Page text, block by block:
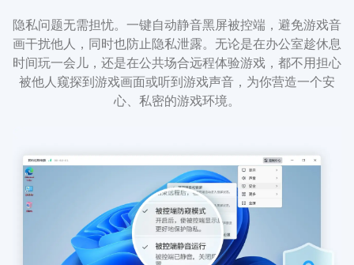
隐私问题无需担忧。一键自动静音黑屏被控端，避免游戏音
画干扰他人，同时也防止隐私泄露。无论是在办公室趁休息
时间玩一会儿，还是在公共场合远程体验游戏，都不用担心
被他人窥探到游戏画面或听到游戏声音，为你营造一个安
心、私密的游戏环境。